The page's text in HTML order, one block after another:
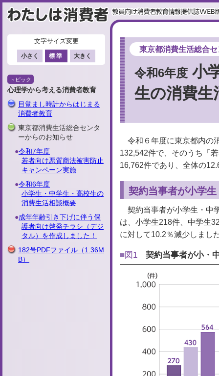
文字サイズ変更
小さく 標準 大きく
トピック
心理学から考える消費者教育
目覚まし時計からはじまる
消費者教育
東京都消費生活総合センタ
ーからのお知らせ
令和7年度
若者向け悪質商法被害防止
キャンペーン実施
令和6年度
小学生・中学生・高校生の
消費生活相談概要
成年年齢引き下げに伴う保
護者向け啓発チラシ（デジ
タル）を作成しました！
182号PDFファイル （1.36M
B）
ここから本文です
東京都消費生活総合
令和6年度 小
生の消費生
令和６年度に東京都内の
132,542件で、そのうち「
16,762件であり、全体の
契約当事者が小学
契約当事者が小学生・中
は、小学生218件、中学生
に対して10.2％減少しまし
図1 契約当事者が小・